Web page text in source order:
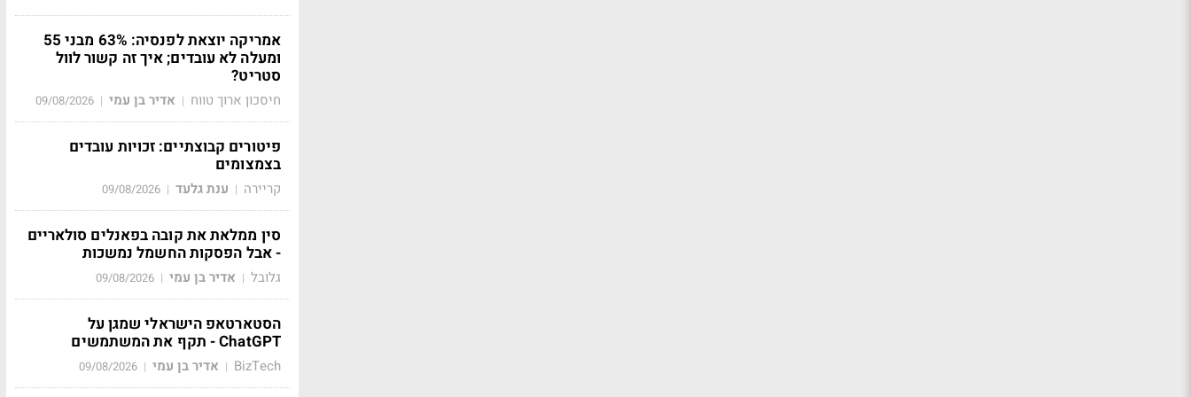
אמריקה יוצאת לפנסיה: 63% מבני 55
ומעלה לא עובדים; איך זה קשור לוול
סטריט?
חיסכון ארוך טווח | אדיר בן עמי |
09/08/2026
פיטורים קבוצתיים: זכויות עובדים
בצמצומים
קריירה | ענת גלעד |
09/08/2026
סין ממלאת את קובה בפאנלים סולאריים
- אבל הפסקות החשמל נמשכות
גלובל | אדיר בן עמי |
09/08/2026
הסטארטאפ הישראלי שמגן על
ChatGPT - תקף את המשתמשים
BizTech
| אדיר בן עמי |
09/08/2026